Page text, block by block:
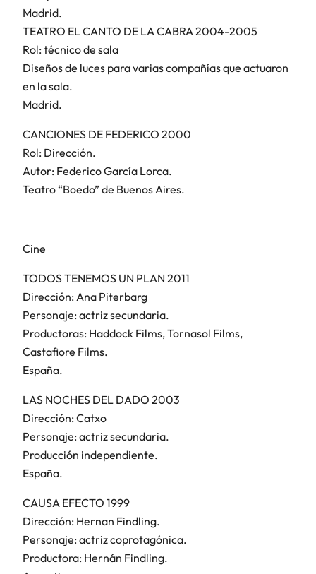
Madrid.
TEATRO EL CANTO DE LA CABRA 2004-2005
Rol: técnico de sala
Diseños de luces para varias compañías que actuaron
en la sala.
Madrid.
CANCIONES DE FEDERICO 2000
Rol: Dirección.
Autor: Federico García Lorca.
Teatro “Boedo” de Buenos Aires.
Cine
TODOS TENEMOS UN PLAN 2011
Dirección: Ana Piterbarg
Personaje: actriz secundaria.
Productoras: Haddock Films, Tornasol Films,
Castafiore Films.
España.
LAS NOCHES DEL DADO 2003
Dirección: Catxo
Personaje: actriz secundaria.
Producción independiente.
España.
CAUSA EFECTO 1999
Dirección: Hernan Findling.
Personaje: actriz coprotagónica.
Productora: Hernán Findling.